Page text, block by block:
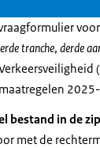
voor
tranche, derde
bestand in de
met de